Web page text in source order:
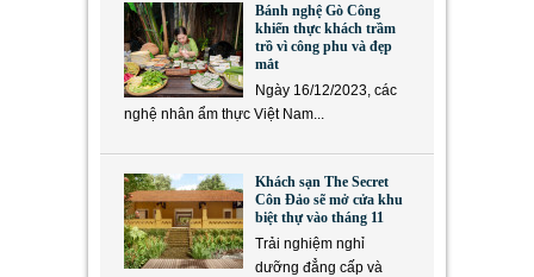
Bánh nghệ Gò Công
khiến thực khách trầm
trồ vì công phu và đẹp
mắt
Ngày 16/12/2023, các
nghệ nhân ẩm thực Việt Nam...
Khách sạn The Secret
Côn Đảo sẽ mở cửa khu
biệt thự vào tháng 11
Trải nghiệm nghỉ
dưỡng đẳng cấp và